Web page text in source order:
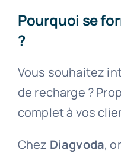
Pourquoi se
?
Vous souhaitez
de recharge ?
complet à vos
Chez Diagvoda,